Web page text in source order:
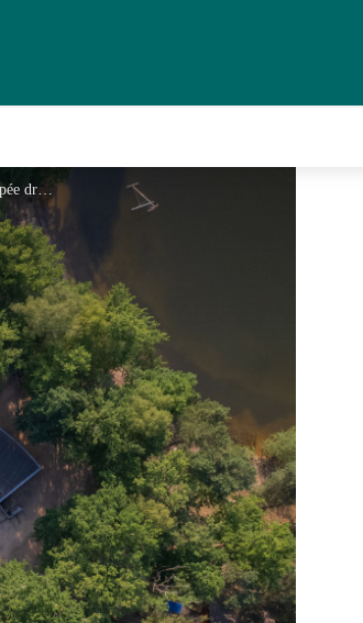
Hébergement groupes Marcillac Sports Nature_1 - Canopée drone